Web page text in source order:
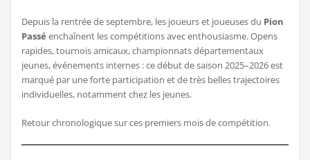
Depuis la rentrée de septembre, les joueurs et joueuses du Pion
Passé enchaînent les compétitions avec enthousiasme. Opens
rapides, tournois amicaux, championnats départementaux
jeunes, événements internes : ce début de saison 2025–2026 est
marqué par une forte participation et de très belles trajectoires
individuelles, notamment chez les jeunes.
Retour chronologique sur ces premiers mois de compétition.